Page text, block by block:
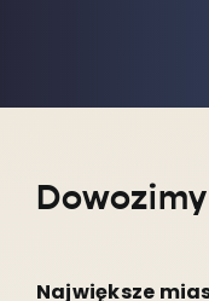
Największe